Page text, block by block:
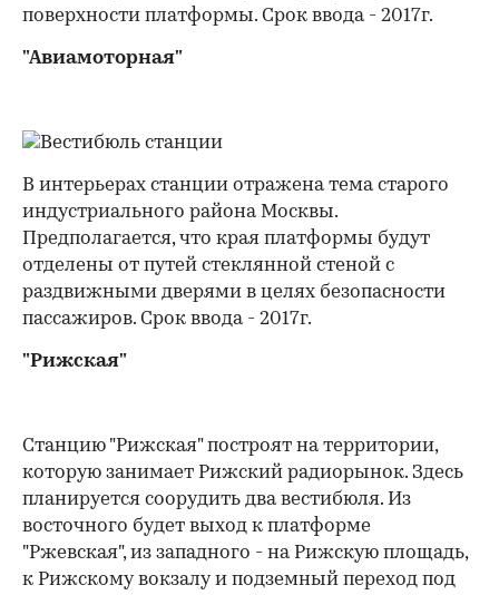
поверхности платформы. Срок ввода - 2017г.
"Авиамоторная"
В интерьерах станции отражена тема старого
индустриального района Москвы.
Предполагается, что края платформы будут
отделены от путей стеклянной стеной с
раздвижными дверями в целях безопасности
пассажиров. Срок ввода - 2017г.
"Рижская"
Станцию "Рижская" построят на территории,
которую занимает Рижский радиорынок. Здесь
планируется соорудить два вестибюля. Из
восточного будет выход к платформе
"Ржевская", из западного - на Рижскую площадь,
к Рижскому вокзалу и подземный переход под